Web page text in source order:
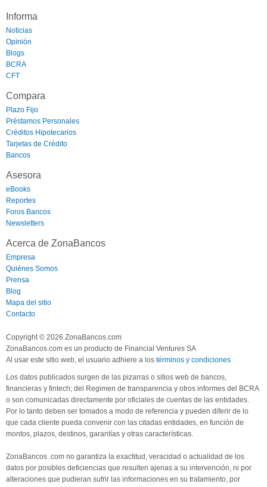
Informa
Noticias
Opinión
Blogs
BCRA
CFT
Compara
Plazo Fijo
Préstamos Personales
Créditos Hipotecarios
Tarjetas de Crédito
Bancos
Asesora
eBooks
Reportes
Foros Bancos
Newsletters
Acerca de ZonaBancos
Empresa
Quiénes Somos
Prensa
Blog
Mapa del sitio
Contacto
Copyright © 2026 ZonaBancos.com
ZonaBancos.com es un producto de Financial Ventures SA
Al usar este sitio web, el usuario adhiere a los términos y condiciones
Los datos publicados surgen de las pizarras o sitios web de bancos,
financieras y fintech; del Regimen de transparencia y otros informes del BCRA
o son comunicadas directamente por oficiales de cuentas de las entidades.
Por lo tanto deben ser tomados a modo de referencia y pueden diferir de lo
que cada cliente pueda convenir con las citadas entidades, en función de
montos, plazos, destinos, garantías y otras características.
ZonaBancos .com no garantiza la exactitud, veracidad o actualidad de los
datos por posibles deficiencias que resulten ajenas a su intervención, ni por
alteraciones que pudieran sufrir las informaciones en su tratamiento, por